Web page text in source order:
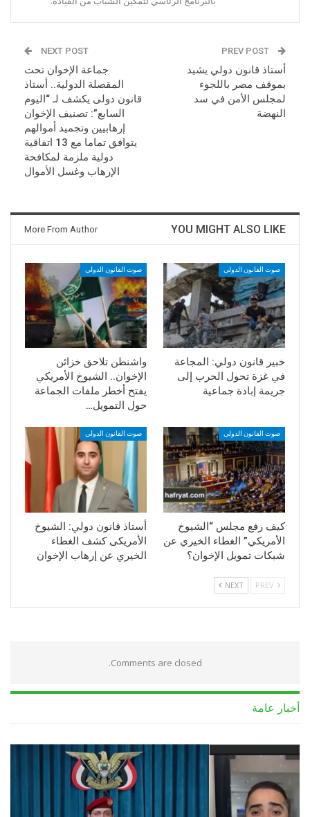
أستاذ قانون دولي يشيد
بموقف مصر باللجوء
لمجلس الأمن في سد
النهضة
NEXT POST
جماعة الإخوان تحت
المقصلة الدولية.. أستاذ
قانون دولى يكشف لـ “اليوم
السابع”: تصنيف الإخوان
إرهابيين وتجميد أموالهم
يتوافق تماما مع 13 اتفاقية
دولية ملزمة لمكافحة
الإرهاب وغسل الأموال
YOU MIGHT ALSO LIKE
More From Author
صوت القانون الدولي
خبير قانون دولي: المجاعة
في غزة تحول الحرب إلى
جريمة إبادة جماعية
صوت القانون الدولي
واشنطن تلاحق خزائن
الإخوان.. الشيوخ الأمريكي
يفتح أخطر ملفات الجماعة
حول التمويل…
صوت القانون الدولي
كيف رفع مجلس “الشيوخ
الأمريكي” الغطاء الخيري عن
شبكات تمويل الإخوان؟
صوت القانون الدولي
أستاذ قانون دولي: الشيوخ
الأمريكى كشف الغطاء
الخيري عن إرهاب الإخوان
NEXT
Comments are closed.
أخبار عامة